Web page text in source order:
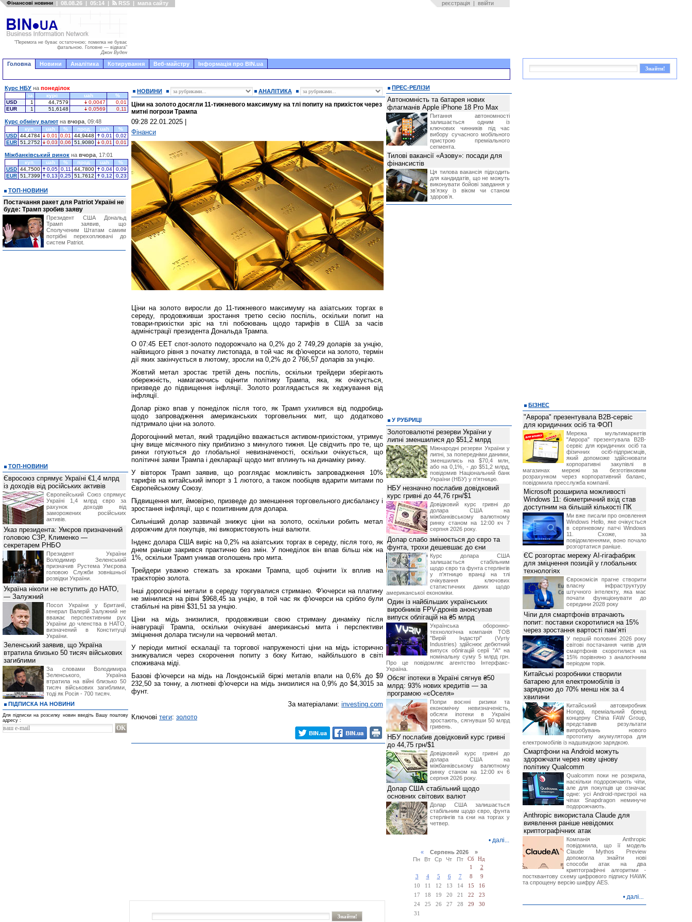
Фінансові новини | 08.08.26 | 05:14 | RSS | мапа сайту реєстрація | ввійти
"Перемога не буває остаточною; помилка не буває
фатальною. Головне — відвага"
Джон Вуден
Головна Новини Аналітика Котирування Веб-майстру Інформація про BIN.ua
НОВИНИ АНАЛІТИКА
Ціни на золото досягли 11-тижневого максимуму на тлі попиту на прихісток через
митні погрози Трампа
09:28 22.01.2025
Фінанси
Ціни на золото виросли до 11-тижневого максимуму на азіатських торгах в
середу, продовживши зростання третю сесію поспіль, оскільки попит на
товари-прихістки зріс на тлі побоювань щодо тарифів в США за часів
адміністрації президента Дональда Трампа.
О 07:45 EET спот-золото подорожчало на 0,2% до 2 749,29 доларів за унцію,
найвищого рівня з початку листопада, в той час як ф'ючерси на золото, термін
дії яких закінчується в лютому, зросли на 0,2% до 2 766,57 доларів за унцію.
Жовтий метал зростає третій день поспіль, оскільки трейдери зберігають
обережність, намагаючись оцінити політику Трампа, яка, як очікується,
призведе до підвищення інфляції. Золото розглядається як хеджування від
інфляції.
Долар різко впав у понеділок після того, як Трамп ухилився від подробиць
щодо запровадження американських торговельних мит, що додатково
підтримало ціни на золото.
Дорогоцінний метал, який традиційно вважається активом-прихістокм, утримує
ціну вище місячного піку приблизно з минулого тижня. Це свідчить про те, що
ринки готуються до глобальної невизначеності, оскільки очікується, що
політичні заяви Трампа і декларації щодо мит вплинуть на динаміку ринку.
У вівторок Трамп заявив, що розглядає можливість запровадження 10%
тарифів на китайський імпорт з 1 лютого, а також пообіцяв вдарити митами по
Європейському Союзу.
Підвищення мит, ймовірно, призведе до зменшення торговельного дисбалансу і
зростання інфляції, що є позитивним для долара.
Сильніший долар зазвичай знижує ціни на золото, оскільки робить метал
дорожчим для покупців, які використовують інші валюти.
Індекс долара США виріс на 0,2% на азіатських торгах в середу, після того, як
днем раніше закрився практично без змін. У понеділок він впав більш ніж на
1%, оскільки Трамп уникав оголошень про мита.
Трейдери уважно стежать за кроками Трампа, щоб оцінити їх вплив на
траєкторію золота.
Інші дорогоцінні метали в середу торгувалися стримано. Ф'ючерси на платину
не змінилися на рівні $968,45 за унцію, в той час як ф'ючерси на срібло були
стабільні на рівні $31,51 за унцію.
Ціни на мідь знизилися, продовживши свою стриману динаміку після
інавгурації Трампа, оскільки очікувані американські мита і перспективи
зміцнення долара тиснули на червоний метал.
У періоди митної ескалації та торгової напруженості ціни на мідь історично
знижувалися через скорочення попиту з боку Китаю, найбільшого в світі
споживача міді.
Базові ф'ючерси на мідь на Лондонській біржі металів впали на 0,6% до $9
232,50 за тонну, а лютневі ф'ючерси на мідь знизилися на 0,9% до $4,3015 за
фунт.
За матеріалами: investing.com
Ключові теги: золото
Курс НБУ на понеділок
за курс uah
%
USD
1 44,7579 0,0047
0,01
EUR
1 51,6148 0,0569 0,11
Курс обміну валют на вчора , 09:48
куп. uah % прод. uah
%
USD 44,4784 0,01 0,01 44,9448 0,01
0,02
EUR 51,2752 0,03 0,06 51,9080 0,01 0,01
Міжбанківський ринок на вчора , 17:01
куп. uah % прод. uah
%
USD 44,7500 0,05 0,11 44,7800 0,04
0,09
EUR 51,7399 0,13 0,25 51,7612 0,12 0,23
ТОП-НОВИНИ
Постачання ракет для Patriot Україні не
буде: Трамп зробив заяву
Президент США Дональд
Трамп заявив, що
Сполученим Штатам самим
потрібні перехоплювачі до
систем Patriot.
ТОП-НОВИНИ
Євросоюз спрямує Україні €1,4 млрд
із доходів від російських активів
Європейський Союз спрямує
Україні 1,4 млрд євро за
рахунок доходів від
заморожених російських
активів.
Указ президента: Умєров призначений
головою СЗР, Клименко —
секретарем РНБО
Президент України
Володимир Зеленський
призначив Pустема Умєрова
головою Служби зовнішньої
розвідки України.
Україна ніколи не вступить до НАТО,
— Залужний
Посол України у Британії,
генерал Валерій Залужний не
вважає перспективним рух
України до членства в НАТО,
визначений в Конституції
України.
Зеленський заявив, що Україна
втратила близько 50 тисяч військових
загиблими
За словами Володимира
Зеленського, Україна
втратила на війні близько 50
тисяч військових загиблими,
тоді як Росія - 700 тисяч.
ПІДПИСКА НА НОВИНИ
Для підписки на розсилку новин введіть Вашу поштову
адресу :
ПРЕС-РЕЛІЗИ
Автономність та батарея нових
флагманів Apple iPhone 18 Pro Max
Питання автономності
залишається одним із
ключових чинників під час
вибору сучасного мобільного
пристрою преміального
сегмента.
Тилові вакансії «Азову»: посади для
фінансистів
Ця тилова вакансія підходить
для кандидатів, що не можуть
виконувати бойові завдання у
звʼязку із віком чи станом
здоровʼя.
У РУБРИЦІ
Золотовалютні резерви України у
липні зменшилися до $51,2 млрд
Міжнародні резерви України у
липні, за попередніми даними,
зменшились на $70,4 млн,
або на 0,1%, - до $51,2 млрд,
повідомив Національний банк
України (НБУ) у п'ятницю.
НБУ незначно послабив довідковий
курс гривні до 44,76 грн/$1
Довідковий курс гривні до
долара США на
міжбанківському валютному
ринку станом на 12:00 кч 7
серпня 2026 року.
Долар слабо змінюється до євро та
фунта, трохи дешевшає до єни
Курс долара США
залишається стабільним
щодо євро та фунта стерлінгів
у п'ятницю вранці на тлі
очікування ключових
статистичних даних щодо
американської економіки.
Один із найбільших українських
виробників FPV-дронів анонсував
випуск облігацій на ₴5 млрд
Українська оборонно-
технологічна компанія ТОВ
"Вирій Індастрі" (Vyriy
Industries) здійснює дебютний
випуск облігацій серії "А" на
номінальну суму 5 млрд грн.
Про це повідомляє агентство Інтерфакс-
Україна.
Обсяг іпотеки в Україні сягнув ₴50
млрд: 93% нових кредитів — за
програмою «єОселя»
Попри воєнні ризики та
економічну невизначеність,
обсяги іпотеки в Україні
зростають, сягнувши 50 млрд
гривень.
НБУ послабив довідковий курс гривні
до 44,75 грн/$1
Довідковий курс гривні до
долара США на
міжбанківському валютному
ринку станом на 12:00 кч 6
серпня 2026 року.
Долар США стабільний щодо
основних світових валют
Долар США залишається
стабільним щодо євро, фунта
стерлінгів та єни на торгах у
четвер.
• далі...
«Серпень 2026 »
Пн
Вт Ср Чт Пт Сб
Нд
1
2
3
4 5 6 7 8
9
10
11 12 13 14 15
16
17
18 19 20 21 22
23
24
25 26 27 28 29
30
31
БІЗНЕС
"Аврора" презентувала B2B-сервіс
для юридичних осіб та ФОП
Мережа мультимаркетів
"Аврора" презентувала B2B-
сервіс для юридичних осіб та
фізичних осіб-підприємців,
який допоможе здійснювати
корпоративні закупівлі в
магазинах мережі за безготівковим
розрахунком через корпоративний баланс,
повідомила пресслужба компанії.
Microsoft розширила можливості
Windows 11: біометричний вхід став
доступним на більшій кількості ПК
Ми вже писали про оновлення
Windows Hello, яке очікується
в серпневому патчі Windows
11. Схоже, за
повідомленнями, воно почало
розгортатися раніше.
ЄС розгортає мережу AI-гігафабрик
для зміцнення позицій у глобальних
технологіях
Єврокомісія прагне створити
власну інфраструктуру
штучного інтелекту, яка має
почати функціонувати до
середини 2028 року
Чіпи для смартфонів втрачають
попит: поставки скоротилися на 15%
через зростання вартості пам’яті
У першій половині 2026 року
світові постачання чипів для
смартфонів скоротилися на
15% порівняно з аналогічним
періодом торік.
Китайські розробники створили
батарею для електромобілів із
зарядкою до 70% менш ніж за 4
хвилини
Китайський автовиробник
Hongqi, преміальний бренд
концерну China FAW Group,
представив результати
випробувань нового
прототипу акумулятора для
електромобілів із надшвидкою зарядкою.
Смартфони на Android можуть
здорожчати через нову цінову
політику Qualcomm
Qualcomm поки не розкрила,
наскільки подорожчають чіпи,
але для покупців це означає
одне: усі Android-пристрої на
чіпах Snapdragon неминуче
подорожчають.
Anthropic використала Claude для
виявлення раніше невідомих
криптографічних атак
Компанія Anthropic
повідомила, що її модель
Claude Mythos Preview
допомогла знайти нові
способи атак на два
криптографічні алгоритми -
постквантову схему цифрового підпису HAWK
та спрощену версію шифру AES.
• далі...